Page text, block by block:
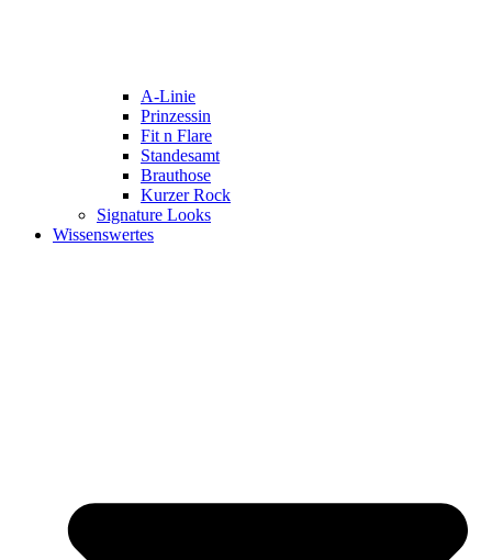
A-Linie
Prinzessin
Fit n Flare
Standesamt
Brauthose
Kurzer Rock
Signature Looks
Wissenswertes